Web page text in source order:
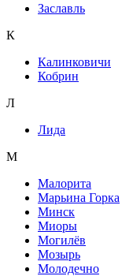
Заславль
К
Калинковичи
Кобрин
Л
Лида
М
Малорита
Марьина Горка
Минск
Миоры
Могилёв
Мозырь
Молодечно